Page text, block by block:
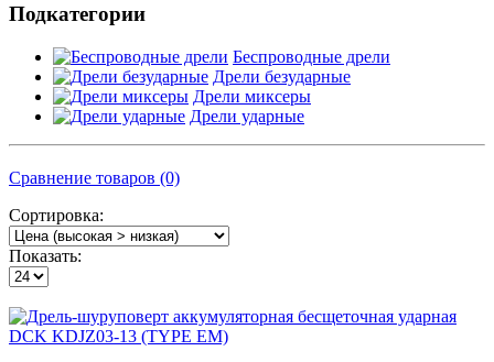
Подкатегории
Беспроводные дрели
Дрели безударные
Дрели миксеры
Дрели ударные
Сравнение товаров (0)
Сортировка:
Показать: